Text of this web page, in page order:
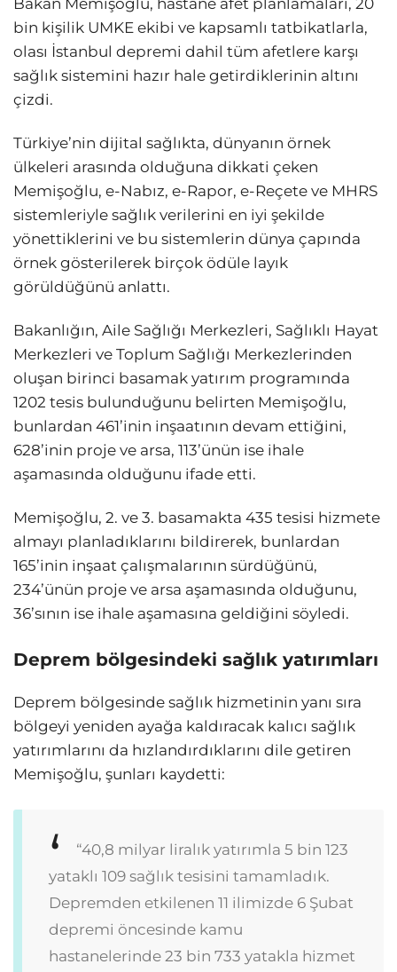
Bakan Memişoğlu, hastane afet planlamaları, 20
bin kişilik UMKE ekibi ve kapsamlı tatbikatlarla,
olası İstanbul depremi dahil tüm afetlere karşı
sağlık sistemini hazır hale getirdiklerinin altını
çizdi.
Türkiye’nin dijital sağlıkta, dünyanın örnek
ülkeleri arasında olduğuna dikkati çeken
Memişoğlu, e-Nabız, e-Rapor, e-Reçete ve MHRS
sistemleriyle sağlık verilerini en iyi şekilde
yönettiklerini ve bu sistemlerin dünya çapında
örnek gösterilerek birçok ödüle layık
görüldüğünü anlattı.
Bakanlığın, Aile Sağlığı Merkezleri, Sağlıklı Hayat
Merkezleri ve Toplum Sağlığı Merkezlerinden
oluşan birinci basamak yatırım programında
1202 tesis bulunduğunu belirten Memişoğlu,
bunlardan 461’inin inşaatının devam ettiğini,
628’inin proje ve arsa, 113’ünün ise ihale
aşamasında olduğunu ifade etti.
Memişoğlu, 2. ve 3. basamakta 435 tesisi hizmete
almayı planladıklarını bildirerek, bunlardan
165’inin inşaat çalışmalarının sürdüğünü,
234’ünün proje ve arsa aşamasında olduğunu,
36’sının ise ihale aşamasına geldiğini söyledi.
Deprem bölgesindeki sağlık yatırımları
Deprem bölgesinde sağlık hizmetinin yanı sıra
bölgeyi yeniden ayağa kaldıracak kalıcı sağlık
yatırımlarını da hızlandırdıklarını dile getiren
Memişoğlu, şunları kaydetti:
“40,8 milyar liralık yatırımla 5 bin 123
yataklı 109 sağlık tesisini tamamladık.
Depremden etkilenen 11 ilimizde 6 Şubat
depremi öncesinde kamu
hastanelerinde 23 bin 733 yatakla hizmet